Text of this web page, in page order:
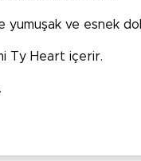
yumuşak ve esnek
Ty Heart içerir.